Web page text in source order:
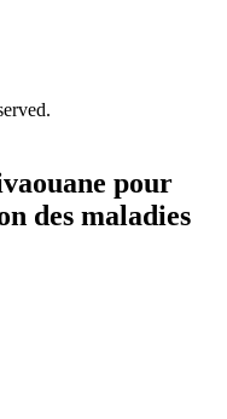
pour
des maladies